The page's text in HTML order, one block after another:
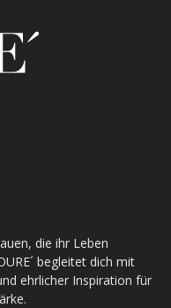
die ihr Leben
begleitet dich mit
ehrlicher Inspiration für